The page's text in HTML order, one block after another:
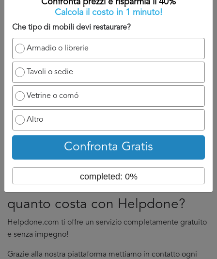
rendere come una discussione fra due persone.
Per questo ti consigliamo di indicare nel nostro formulario
il tuo numero di cellulare cosi da rendere il contatto più
semplice ed efficace possibile.
Torna su
Confronta prezzi
5. Restauro Arredi Ancona:
quanto costa con Helpdone?
Helpdone.com ti offre un servizio completamente gratuito
e senza impegno!
Grazie alla nostra piattaforma mettiamo in contatto ogni
Confronta prezzi e risparmia il 40%
Calcola il costo in 1 minuto!
Che tipo di mobili devi restaurare?
Armadio o librerie
Tavoli o sedie
Vetrine o comó
Altro
Confronta Gratis
completed: 0%